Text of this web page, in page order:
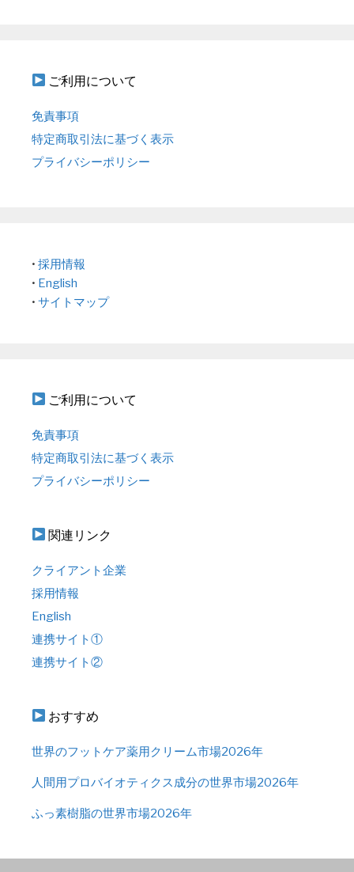
ご利用について
免責事項
特定商取引法に基づく表示
プライバシーポリシー
• 採用情報
• English
• サイトマップ
ご利用について
免責事項
特定商取引法に基づく表示
プライバシーポリシー
関連リンク
クライアント企業
採用情報
English
連携サイト①
連携サイト②
おすすめ
世界のフットケア薬用クリーム市場2026年
人間用プロバイオティクス成分の世界市場2026年
ふっ素樹脂の世界市場2026年